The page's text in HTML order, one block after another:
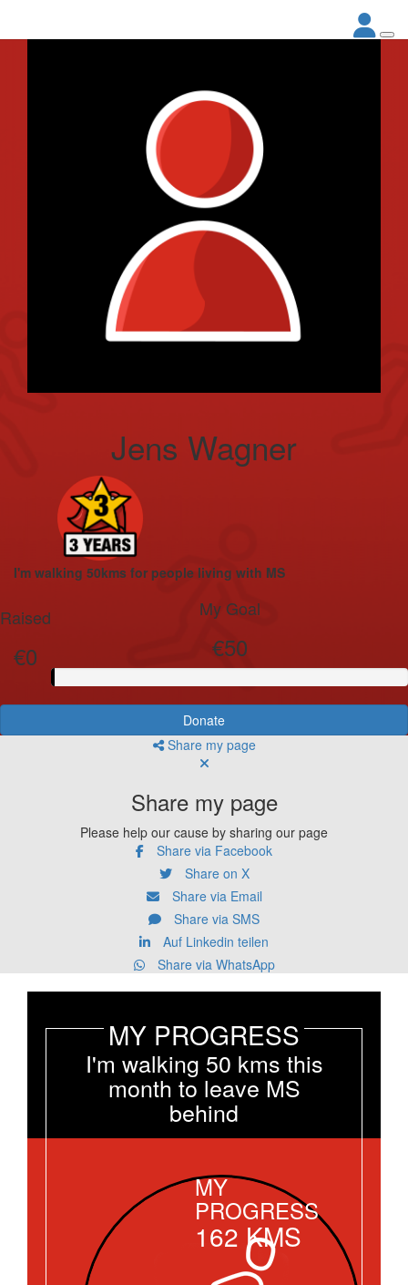
Jens Wagner
I'm walking 50kms for people living with MS
Raised
€0
My Goal
€50
Donate
Share my page
Share my page
Please help our cause by sharing our page
Share via Facebook
Share on X
Share via Email
Share via SMS
Auf Linkedin teilen
Share via WhatsApp
MY PROGRESS
I'm walking 50 kms this
month to leave MS
behind
MY
PROGRESS
162 KMS